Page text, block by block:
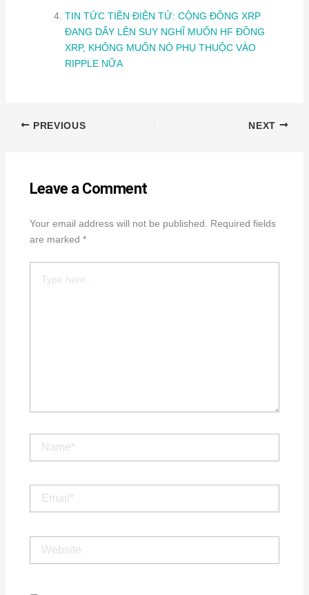
TIN TỨC TIỀN ĐIỆN TỬ: CỘNG ĐỒNG XRP
ĐANG DẤY LÊN SUY NGHĨ MUỐN HF ĐỒNG
XRP, KHÔNG MUỐN NÓ PHỤ THUỘC VÀO
RIPPLE NỮA
PREVIOUS NEXT
Leave a Comment
Your email address will not be published.
Required fields
are marked *
here..
Email*